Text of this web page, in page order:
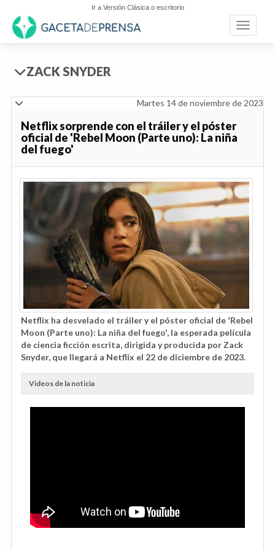
Ir a Versión Clásica o escritorio
Toggle
ZACK SNYDER
Martes 14 de noviembre de 2023
Netflix sorprende con el tráiler y el póster
oficial de 'Rebel Moon (Parte uno): La niña
del fuego'
Netflix ha desvelado el tráiler y el póster oficial de 'Rebel
Moon (Parte uno): La niña del fuego', la esperada película
de ciencia ficción escrita, dirigida y producida por Zack
Snyder, que llegará a Netflix el 22 de diciembre de 2023.
Videos de la noticia